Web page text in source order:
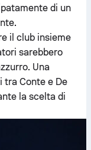
di un
il club insieme
sarebbero
Una
tra Conte e De
la scelta di